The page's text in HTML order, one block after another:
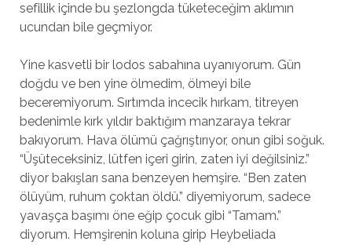
sefillik içinde bu şezlongda tüketeceğim aklımın
ucundan bile geçmiyor.
Yine kasvetli bir lodos sabahına uyanıyorum. Gün
doğdu ve ben yine ölmedim, ölmeyi bile
beceremiyorum. Sırtımda incecik hırkam, titreyen
bedenimle kırk yıldır baktığım manzaraya tekrar
bakıyorum. Hava ölümü çağrıştırıyor, onun gibi soğuk.
“Üşüteceksiniz, lütfen içeri girin, zaten iyi değilsiniz.”
diyor bakışları sana benzeyen hemşire. “Ben zaten
ölüyüm, ruhum çoktan öldü.” diyemiyorum, sadece
yavaşça başımı öne eğip çocuk gibi “Tamam.”
diyorum. Hemşirenin koluna girip Heybeliada